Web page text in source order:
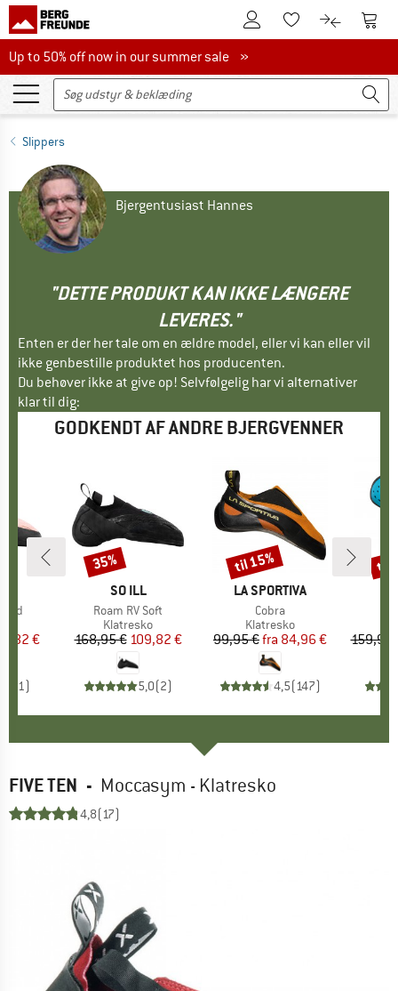
Til kundekontoenTil huskesedlen.
Til Til
Up to 50% off now in our summer sale
Up to 50% off now in our summer sale »
Slippers
Bjergentusiast Hannes
"DETTE PRODUKT KAN IKKE LÆNGERE
LEVERES."
Enten er der her tale om en ældre model, eller vi kan eller vil
ikke genbestille produktet hos producenten.
Du behøver ikke at give op! Selvfølgelig har vi alternativer
klar til dig:
GODKENDT AF ANDRE BJERGVENNER
pris
€
1)
MÆRKE
SO ILL
Artikel
Roam RV Soft
Produktgruppe
Klatresko
Pris
168,95 € Nedsat pris
109,82 €
5,0(2)
Rabat
35%
MÆRKE
LA SPORTIVA
Artikel
Cobra
Produktgruppe
Klatresko
Pris
99,95 € Nedsat pris
fra 84,96 €
4,5(147)
Rabat
til 15%
159,95
til
FIVE TEN - Moccasym - Klatresko
4,8(17)